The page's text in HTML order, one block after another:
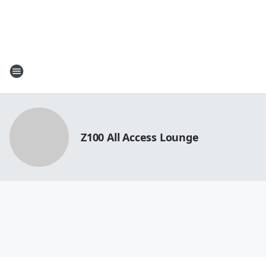
Z100 All Access Lounge